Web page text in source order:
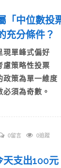
「中位數投
充分條件
現單峰式偏好
慮策略性投票
政策為單一維度
須為奇數。
0留言 0追蹤
天支出100